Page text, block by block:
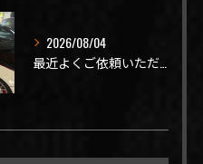
2026/08/04